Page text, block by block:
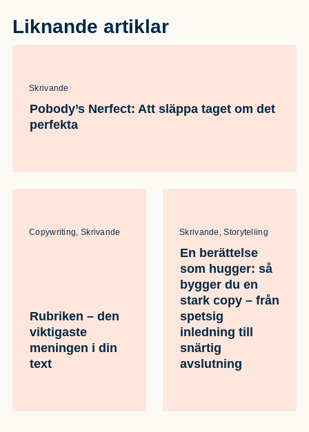
Liknande artiklar
Skrivande
Pobody’s Nerfect: Att släppa taget om det
perfekta
Copywriting, Skrivande
Rubriken – den
viktigaste
meningen i din
text
Skrivande, Storytelling
En berättelse
som hugger: så
bygger du en
stark copy – från
spetsig
inledning till
snärtig
avslutning